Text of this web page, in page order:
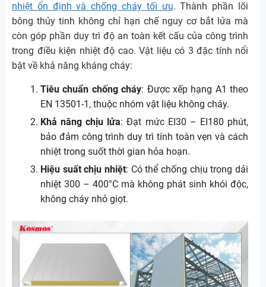
nhiệt ổn định và chống cháy tối ưu. Thành phần lõi
bông thủy tinh không chỉ hạn chế nguy cơ bắt lửa mà
còn góp phần duy trì độ an toàn kết cấu của công trình
trong điều kiện nhiệt độ cao. Vật liệu có 3 đặc tính nổi
bật về khả năng kháng cháy:
Tiêu chuẩn chống cháy: Được xếp hạng A1 theo
EN 13501-1, thuộc nhóm vật liệu không cháy.
Khả năng chịu lửa: Đạt mức EI30 – EI180 phút,
bảo đảm công trình duy trì tính toàn vẹn và cách
nhiệt trong suốt thời gian hỏa hoạn.
Hiệu suất chịu nhiệt: Có thể chống chịu trong dải
nhiệt 300 – 400°C mà không phát sinh khói độc,
không cháy nhỏ giọt.